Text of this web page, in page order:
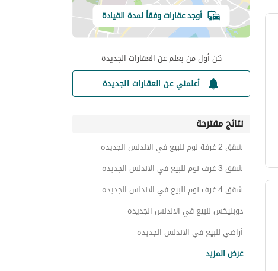
أوجد عقارات وفقاً لمدة القيادة
كن أول من يعلم عن العقارات الجديدة
أعلمني عن العقارات الجديدة
نتائج مقترحة
شقق 2 غرفة نوم للبيع في الاندلس الجديده
شقق 3 غرف نوم للبيع في الاندلس الجديده
شقق 4 غرف نوم للبيع في الاندلس الجديده
دوبليكس للبيع في الاندلس الجديده
أراضي للبيع في الاندلس الجديده
عرض المزيد